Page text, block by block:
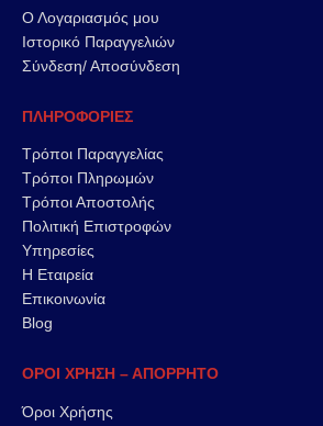
Ο Λογαριασμός μου
Ιστορικό Παραγγελιών
Σύνδεση/ Αποσύνδεση
ΠΛΗΡΟΦΟΡΙΕΣ
Τρόποι Παραγγελίας
Τρόποι Πληρωμών
Τρόποι Αποστολής
Πολιτική Επιστροφών
Υπηρεσίες
Η Εταιρεία
Επικοινωνία
Blog
ΟΡΟΙ ΧΡΗΣΗ – ΑΠΟΡΡΗΤΟ
Όροι Χρήσης